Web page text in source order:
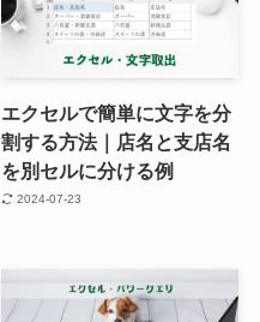
エクセルで簡単に文字を分
割する方法｜店名と支店名
を別セルに分ける例
2024-07-23